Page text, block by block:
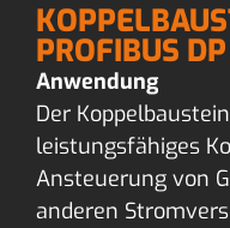
PROFIBUS DP
Anwendung
Der
leistungsfähiges
Ansteuerung von
anderen